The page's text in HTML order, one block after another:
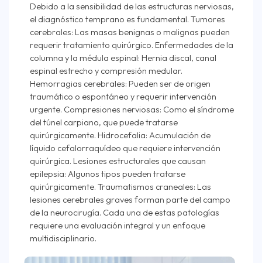
Debido a la sensibilidad de las estructuras nerviosas,
el diagnóstico temprano es fundamental. Tumores
cerebrales: Las masas benignas o malignas pueden
requerir tratamiento quirúrgico. Enfermedades de la
columna y la médula espinal: Hernia discal, canal
espinal estrecho y compresión medular.
Hemorragias cerebrales: Pueden ser de origen
traumático o espontáneo y requerir intervención
urgente. Compresiones nerviosas: Como el síndrome
del túnel carpiano, que puede tratarse
quirúrgicamente. Hidrocefalia: Acumulación de
líquido cefalorraquídeo que requiere intervención
quirúrgica. Lesiones estructurales que causan
epilepsia: Algunos tipos pueden tratarse
quirúrgicamente. Traumatismos craneales: Las
lesiones cerebrales graves forman parte del campo
de la neurocirugía. Cada una de estas patologías
requiere una evaluación integral y un enfoque
multidisciplinario.